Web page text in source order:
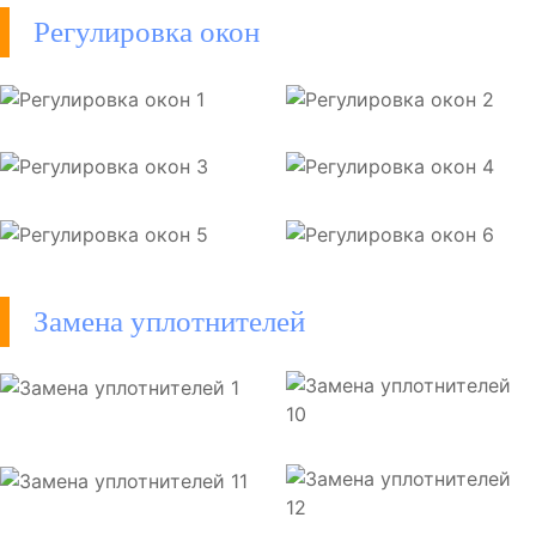
Регулировка окон
Замена уплотнителей